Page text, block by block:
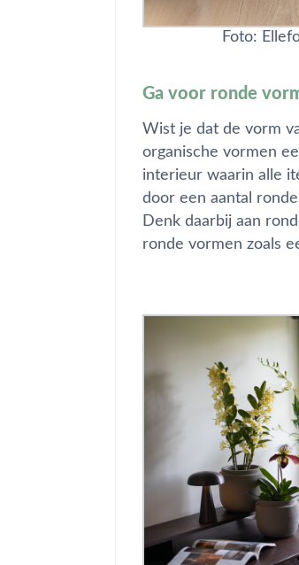
Foto:
Ga voor ronde
Wist je dat de vorm
organische vormen
interieur waarin alle
door een aantal
Denk daarbij aan
ronde vormen zoals